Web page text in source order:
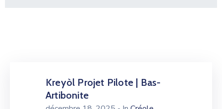
Kreyòl Projet Pilote | Bas-
Artibonite